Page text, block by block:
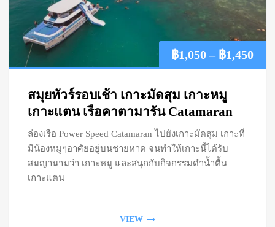
฿1,050 – ฿1,450
สมุยทัวร์รอบเช้า เกาะมัดสุม เกาะหมู
เกาะแตน เรือคาตามารัน Catamaran
ล่องเรือ Power Speed Catamaran ไปยังเกาะมัดสุม เกาะที่
มีน้องหมูๆอาศัยอยู่บนชายหาด จนทำให้เกาะนี้ได้รับ
สมญานามว่า เกาะหมู และสนุกกับกิจกรรมดำน้ำตื้น
เกาะแตน
VIEW